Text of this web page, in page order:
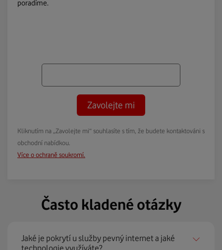
poradíme.
Zavolejte mi
Kliknutím na „Zavolejte mi“ souhlasíte s tím, že budete kontaktováni s
obchodní nabídkou.
Více o ochraně soukromí.
Často kladené otázky
Jaké je pokrytí u služby pevný internet a jaké
technologie využíváte?